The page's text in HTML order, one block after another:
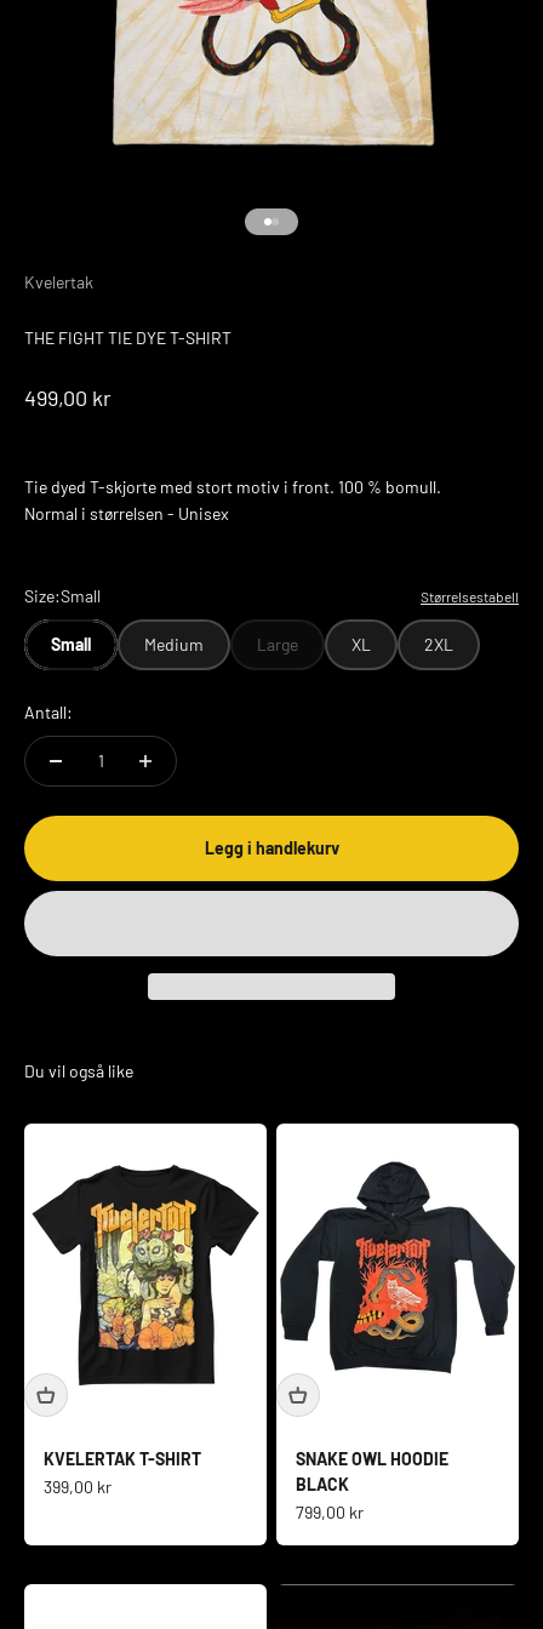
Gå til element 1
Gå til element 2
Kvelertak
THE FIGHT TIE DYE T-SHIRT
Salgspris
499,00 kr
Tie dyed T-skjorte med stort motiv i front. 100 % bomull.
Normal i størrelsen - Unisex
Size:Small Størrelsestabell
Small Medium Large XL 2XL
Antall:
Legg i handlekurv
KVELERTAK T-SHIRT
Salgspris
399,00 kr
SNAKE OWL HOODIE
BLACK
Salgspris
799,00 kr